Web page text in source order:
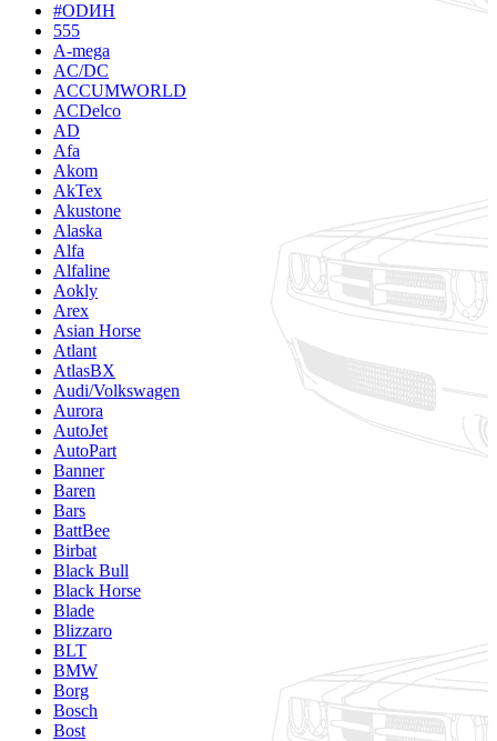
#ODИН
555
A-mega
AC/DC
ACCUMWORLD
ACDelco
AD
Afa
Akom
AkTex
Akustone
Alaska
Alfa
Alfaline
Aokly
Arex
Asian Horse
Atlant
AtlasBX
Audi/Volkswagen
Aurora
AutoJet
AutoPart
Banner
Baren
Bars
BattBee
Birbat
Black Bull
Black Horse
Blade
Blizzaro
BLT
BMW
Borg
Bosch
Bost